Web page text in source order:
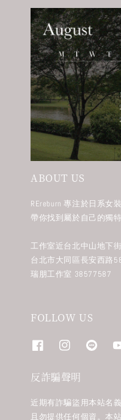
ABOUT US
REreburn 專注於日系女
帶你找到屬於自己的獨特
工作室近台北中山地下
台北市大同區長安西路
瑞朋工作室 38577587
FOLLOW US
反詐騙聲明
近期有詐騙盜用本站名
且勿提供任何個資。本